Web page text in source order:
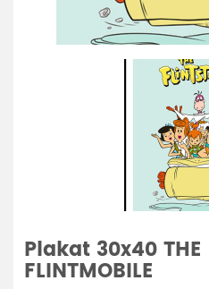
Plakat 30x40 THE
FLINTMOBILE